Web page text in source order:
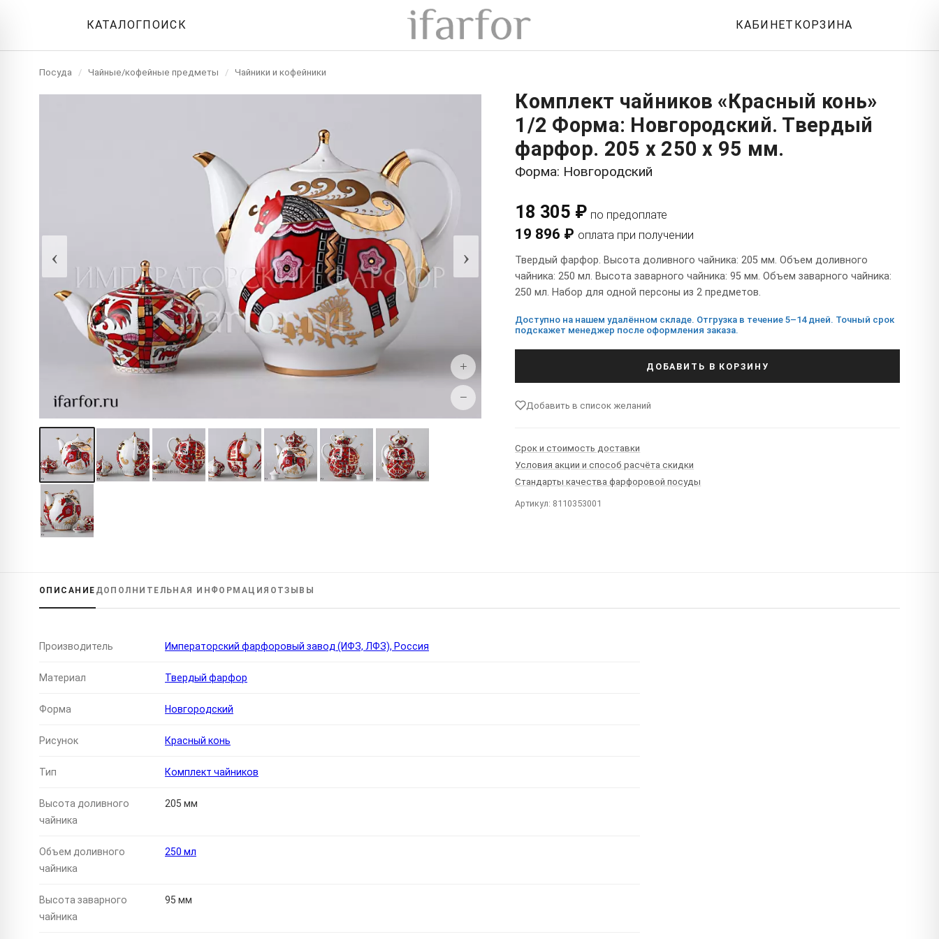
КАТАЛОГПОИСК КАБИНЕТ КОРЗИНА
Посуда / Чайные/кофейные предметы / Чайники и кофейники
‹ ›
+
−
Комплект чайников «Красный конь»
1/2 Форма: Новгородский. Твердый
фарфор. 205 x 250 x 95 мм.
Форма: Новгородский
18 305 ₽ по предоплате
19 896 ₽ оплата при получении
Твердый фарфор. Высота доливного чайника: 205 мм. Объем доливного
чайника: 250 мл. Высота заварного чайника: 95 мм. Объем заварного чайника:
250 мл. Набор для одной персоны из 2 предметов.
Доступно на нашем удалённом складе. Отгрузка в течение 5–14 дней. Точный срок
подскажет менеджер после оформления заказа.
ДОБАВИТЬ В КОРЗИНУ
Добавить в список желаний
Срок и стоимость доставки
Условия акции и способ расчёта скидки
Стандарты качества фарфоровой посуды
Артикул: 8110353001
ОПИСАНИЕ ДОПОЛНИТЕЛЬНАЯ ИНФОРМАЦИЯ ОТЗЫВЫ
Производитель Императорский фарфоровый завод (ИФЗ, ЛФЗ), Россия
Материал Твердый фарфор
Форма Новгородский
Рисунок Красный конь
Тип Комплект чайников
Высота доливного
чайника
205 мм
Объем доливного
чайника
250 мл
Высота заварного
чайника
95 мм